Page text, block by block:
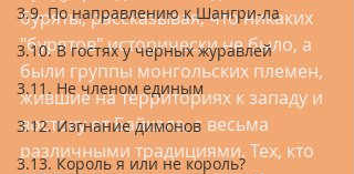
3.9. По направлению к Шангри-ла
3.10. В гостях у черных журавлей
3.11. Не членом единым
3.12. Изгнание димонов
3.13. Король я или не король?
буряты, рассказывая, что никаких
"бурятов" исторически не было, а
были группы монгольских племен,
жившие на территориях к западу и
востоку от Байкала, с весьма
различными традициями. Тех, кто